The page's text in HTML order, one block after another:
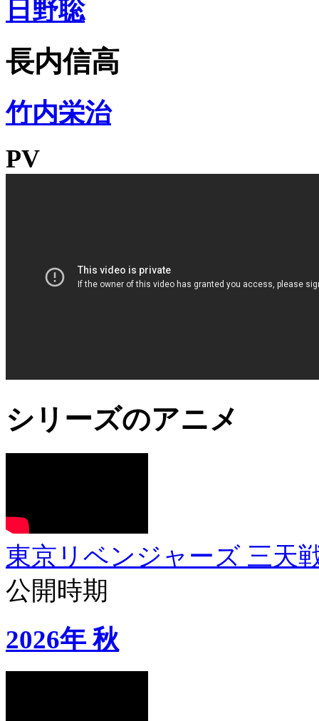
日野聡
長内信高
竹内栄治
PV
シリーズのアニメ
東京リベンジャーズ 三天
公開時期
2026年 秋